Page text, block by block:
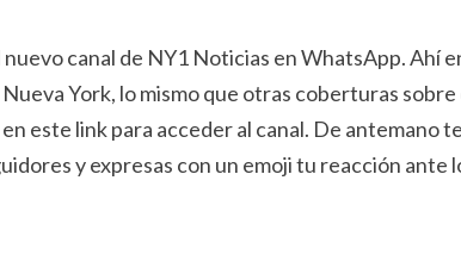
canal de NY1 Noticias en WhatsApp. Ahí
York, lo mismo que otras coberturas sobre
este link para acceder al canal. De antemano
y expresas con un emoji tu reacción ante